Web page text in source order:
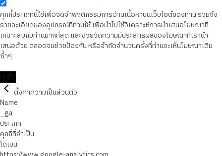
คุกกี้ประเภทนี้ใช้เพื่อจดจำพฤติกรรมการอ่านเนื้อหาบนเว็บไซต์ของท่าน รวมถึง
รายละเอียดของอุปกรณ์ที่ท่านใช้ เพื่อนำไปใช้วิเคราะห์การนำเสนอโฆษณาที่
เหมาะสมกับท่านมากที่สุด และช่วยวัดความมีประสิทธิผลของโฆษณาที่เรานำ
เสนอด้วย ตลอดจนช่วยป้องกัน หรือจำกัดจำนวนครั้งที่ท่านจะเห็นโฆษณาเดิม
ซ้ำๆ
ตั้งค่าความเป็นส่วนตัว
Name
_ga
ประเภท
คุกกี้ที่จำเป็น
โดเมน